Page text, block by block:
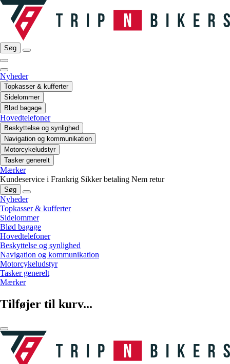
Søg
Nyheder
Topkasser & kufferter
Sidelommer
Blød bagage
Hovedtelefoner
Beskyttelse og synlighed
Navigation og kommunikation
Motorcykeludstyr
Tasker generelt
Mærker
Kundeservice i Frankrig Sikker betaling Nem retur
Søg
Nyheder
Topkasser & kufferter
Sidelommer
Blød bagage
Hovedtelefoner
Beskyttelse og synlighed
Navigation og kommunikation
Motorcykeludstyr
Tasker generelt
Mærker
Tilføjer til kurv...